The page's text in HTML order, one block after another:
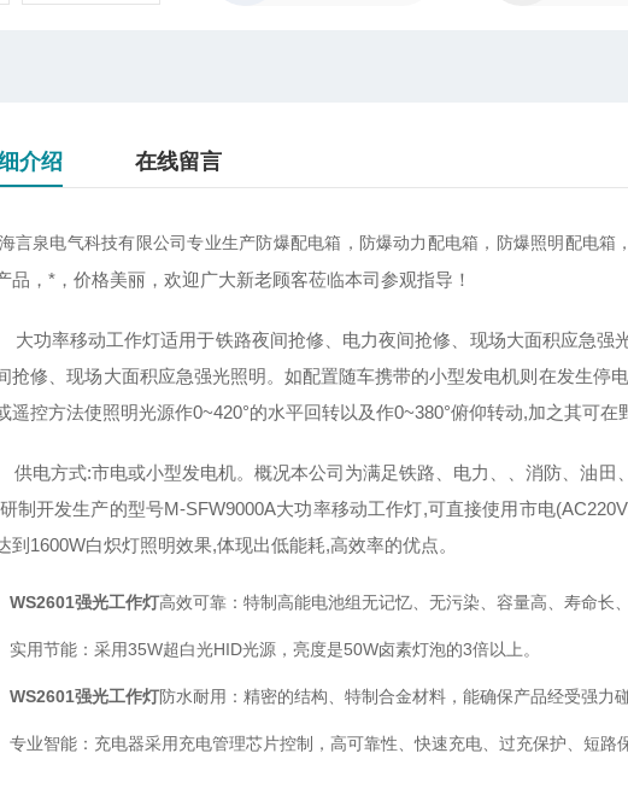
介绍 在线留言
言泉电气科技有限公司专业生产防爆配电箱，防爆动力配电箱，防爆照明配电箱
品，*，价格美丽，欢迎广大新老顾客莅临本司参观指导！
功率移动工作灯适用于铁路夜间抢修、电力夜间抢修、现场大面积应急强
抢修、现场大面积应急强光照明。如配置随车携带的小型发电机则在发生停
遥控方法使照明光源作0~420°的水平回转以及作0~380°俯仰转动,加之其可在
电方式:市电或小型发电机。概况本公司为满足铁路、电力、、消防、油田
制开发生产的型号M-SFW9000A大功率移动工作灯,可直接使用市电
到1600W白炽灯照明效果,体现出低能耗,高效率的优点。
WS2601强光工作灯高效可靠：特制高能电池组无记忆、无污染、容量高、寿命长
实用节能：采用35W超白光HID光源，亮度是50W卤素灯泡的3倍以上。
WS2601强光工作灯防水耐用：精密的结构、特制合金材料，能确保产品经受强力
专业智能：充电器采用充电管理芯片控制，高可靠性、快速充电、过充保护、短路